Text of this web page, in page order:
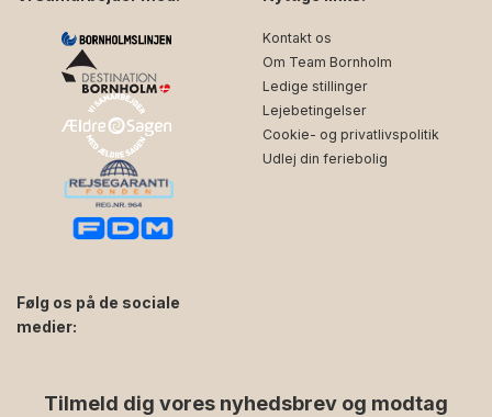
Følg os på de sociale
medier:
Kontakt os
Om Team Bornholm
Ledige stillinger
Lejebetingelser
Cookie- og privatlivspolitik
Udlej din feriebolig
Tilmeld dig vores nyhedsbrev og modtag